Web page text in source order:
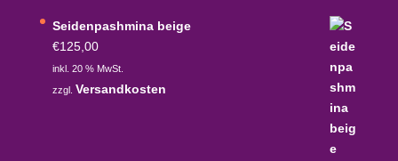
Seidenpashmina beige
€125,00
inkl. 20 % MwSt.
zzgl. Versandkosten